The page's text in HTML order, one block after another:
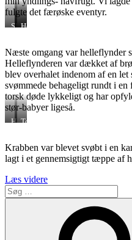
fulgte det færøske eventyr.
Skaldyrsfad
Kammusling
Hestemusling
Næste omgang var helleflynder
Helleflynderen var dækket af
blev overhalet indenom af en let
svømmede behageligt rundt i
torsk døde lykkeligt og har
stør-babyer ligeså.
Helleflynder
Torsk
Krabben var blevet svøbt i en
lagt i et gennemsigtigt tæppe af
Læs videre“Koks
up
Tivoli.
Turpas
Søg
efter: